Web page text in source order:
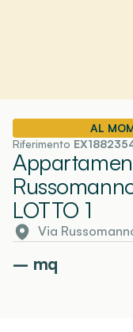
AL
Riferimento
LOTTO 1
Via
– mq